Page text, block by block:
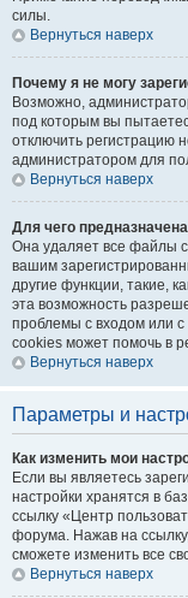
силы.
Вернуться наверх
Почему я не могу
Возможно,
под которым вы
отключить регистрацию
администратором для
Вернуться наверх
Для чего
Она удаляет все файлы
вашим
другие функции, такие,
эта возможность
проблемы с входом или
cookies может помочь в
Вернуться наверх
Параметры и
Как изменить мои
Если вы являетесь
настройки хранятся в
ссылку «Центр
форума. Нажав на
сможете изменить все
Вернуться наверх